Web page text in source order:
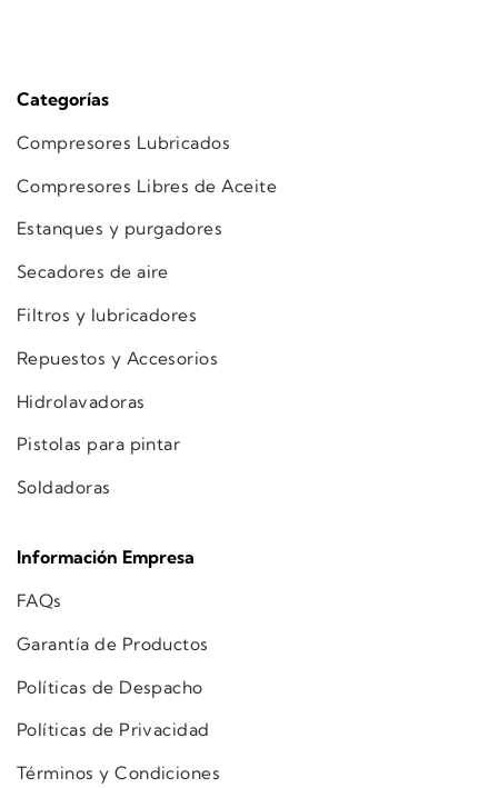
Categorías
Compresores Lubricados
Compresores Libres de Aceite
Estanques y purgadores
Secadores de aire
Filtros y lubricadores
Repuestos y Accesorios
Hidrolavadoras
Pistolas para pintar
Soldadoras
Información Empresa
FAQs
Garantía de Productos
Políticas de Despacho
Políticas de Privacidad
Términos y Condiciones